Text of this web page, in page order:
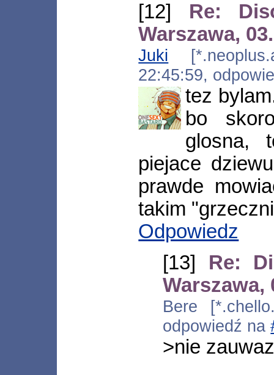
[12] Re:
Warszawa,
Juki
22:45:59,
tez
bo
glosna,
piejace
prawde
takim
Odpowiedz
[13] Re:
Warszawa,
Bere
odpowiedź na
>nie